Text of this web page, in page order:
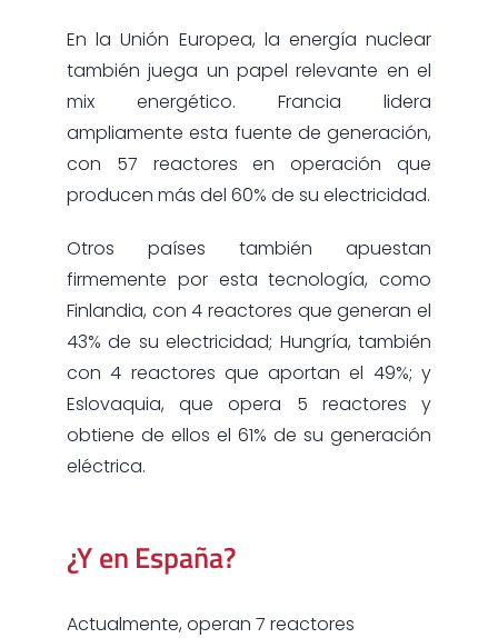
En la Unión Europea, la energía nuclear
también juega un papel relevante en el
mix energético. Francia lidera
ampliamente esta fuente de generación,
con 57 reactores en operación que
producen más del 60% de su electricidad.
Otros países también apuestan
firmemente por esta tecnología, como
Finlandia, con 4 reactores que generan el
43% de su electricidad; Hungría, también
con 4 reactores que aportan el 49%; y
Eslovaquia, que opera 5 reactores y
obtiene de ellos el 61% de su generación
eléctrica.
¿Y en España?
Actualmente, operan 7 reactores